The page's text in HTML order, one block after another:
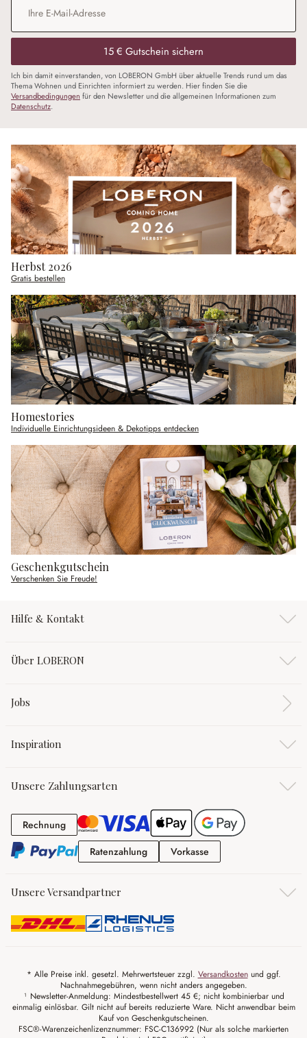
15 € Gutschein sichern
Ich bin damit einverstanden, von LOBERON GmbH über aktuelle Trends rund um das
Thema Wohnen und Einrichten informiert zu werden. Hier finden Sie die
Versandbedingungen für den Newsletter und die allgemeinen Informationen zum
Datenschutz.
Herbst 2026
Gratis bestellen
Homestories
Individuelle Einrichtungsideen & Dekotipps entdecken
Geschenkgutschein
Verschenken Sie Freude!
Hilfe & Kontakt
Über LOBERON
Jobs
Inspiration
Unsere Zahlungsarten
RechnungRechnung
RatenzahlungRatenzahlung
Vorkasse
Unsere Versandpartner
* Alle Preise inkl. gesetzl. Mehrwertsteuer zzgl. Versandkostenund ggf.
Nachnahmegebühren, wenn nicht anders angegeben.
¹ Newsletter-Anmeldung: Mindestbestellwert 45 €; nicht kombinierbar und
einmalig einlösbar. Gilt nicht auf bereits reduzierte Ware. Nicht anwendbar beim
Kauf von Geschenkgutscheinen.
FSC®-Warenzeichenlizenznummer: FSC-C136992 (Nur als solche markierten